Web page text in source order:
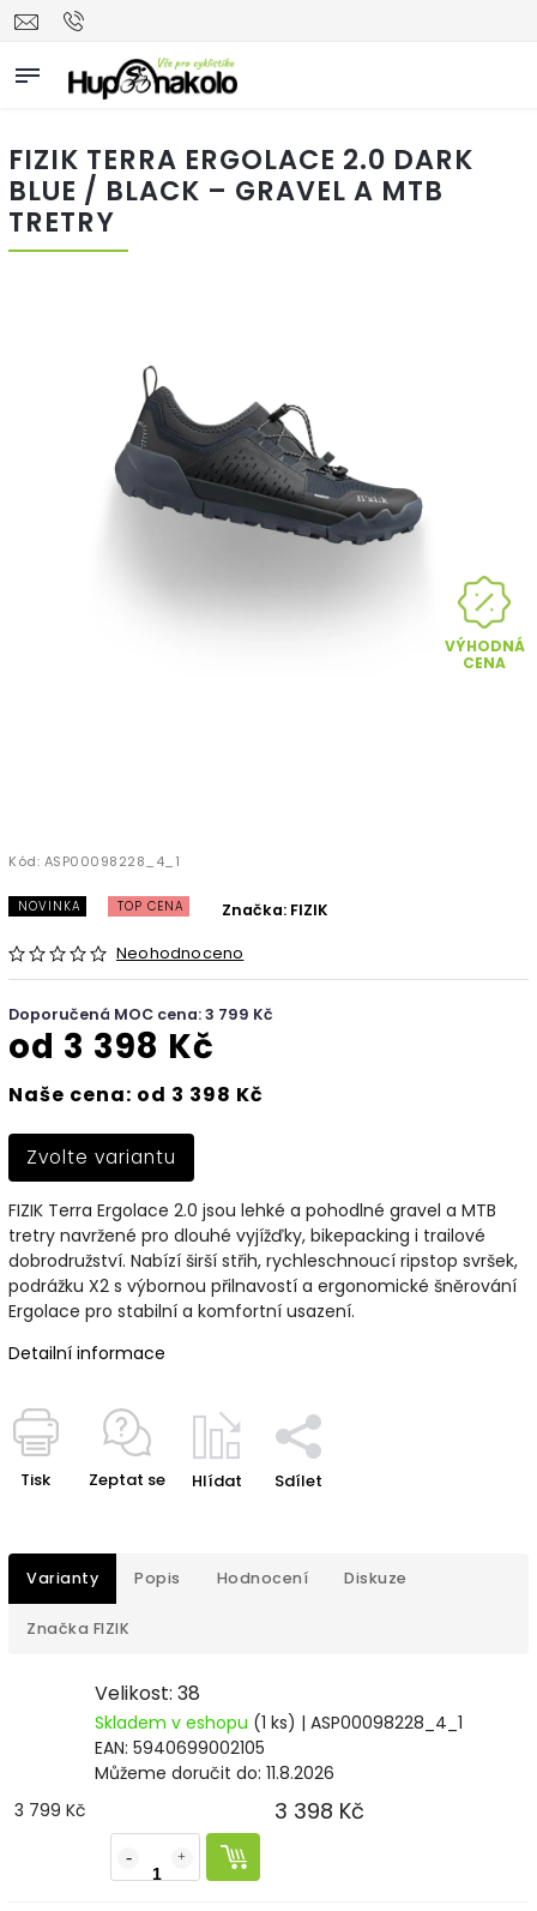
FIZIK TERRA ERGOLACE 2.0 DARK
BLUE / BLACK – GRAVEL A MTB
TRETRY
VÝHODNÁ
CENA
Kód: ASP00098228_4_1
NOVINKA TOP CENA
Neohodnoceno
Značka: FIZIK
Doporučená MOC cena: 3 799 Kč
od 3 398 Kč
Naše cena: od 3 398 Kč
Zvolte variantu
FIZIK Terra Ergolace 2.0 jsou lehké a pohodlné gravel a MTB
tretry navržené pro dlouhé vyjížďky, bikepacking i trailové
dobrodružství. Nabízí širší střih, rychleschnoucí ripstop svršek,
podrážku X2 s výbornou přilnavostí a ergonomické šněrování
Ergolace pro stabilní a komfortní usazení.
Detailní informace
Tisk Zeptat se Hlídat Sdílet
Varianty Popis Hodnocení Diskuze
Značka FIZIK
Velikost: 38
Skladem v eshopu (1 ks) | ASP00098228_4_1
EAN: 5940699002105
Můžeme doručit do: 11.8.2026
3 799 Kč
3 398 Kč